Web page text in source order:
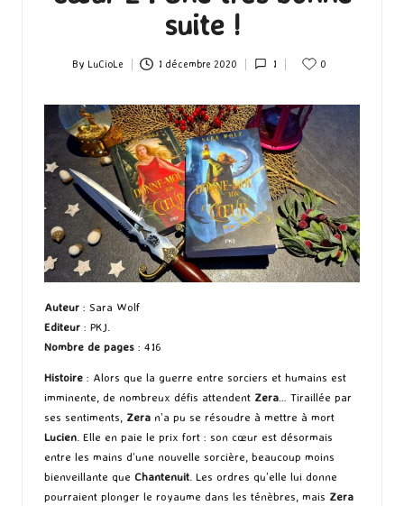
suite !
Posted
By LuCioLe 1 décembre 2020 1 0
Auteur : Sara Wolf
Editeur : PKJ.
Nombre de pages : 416
Histoire : Alors que la guerre entre sorciers et humains est
imminente, de nombreux défis attendent Zera… Tiraillée par
ses sentiments, Zera n’a pu se résoudre à mettre à mort
Lucien. Elle en paie le prix fort : son cœur est désormais
entre les mains d’une nouvelle sorcière, beaucoup moins
bienveillante que Chantenuit. Les ordres qu’elle lui donne
pourraient plonger le royaume dans les ténèbres, mais Zera